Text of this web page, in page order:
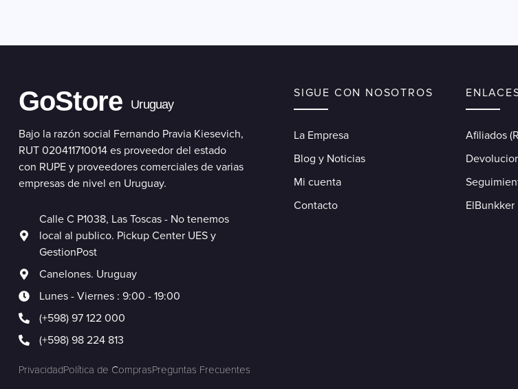
GoStore Uruguay
Bajo la razón social Fernando Pravia Kiesevich,
RUT 020411710014 es proveedor del estado
con RUPE y proveedores comerciales de varias
empresas de nivel en Uruguay.
Calle C P1038, Las Toscas - No tenemos
local al publico. Pickup Center UES y
GestionPost
Canelones. Uruguay
Lunes - Viernes : 9:00 - 19:00
(+598) 97 122 000
(+598) 98 224 813
SIGUE CON NOSOTROS
La Empresa
Blog y Noticias
Mi cuenta
Contacto
Afiliados
ElBunkker
PrivacidadPolítica de ComprasPreguntas Frecuentes